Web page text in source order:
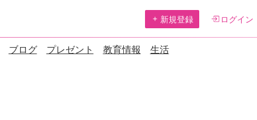
新規登録 ログイン
ブログ プレゼント 教育情報 生活